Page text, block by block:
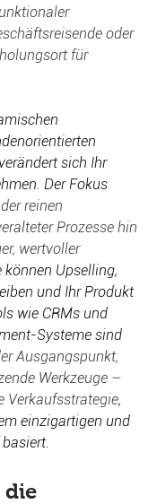
oder
für
sich Ihr
Der Fokus
der reinen
Prozesse hin
wertvoller
können Upselling,
und Ihr Produkt
wie CRMs und
Systeme sind
Ausgangspunkt,
Werkzeuge –
Verkaufsstrategie,
einzigartigen und
die